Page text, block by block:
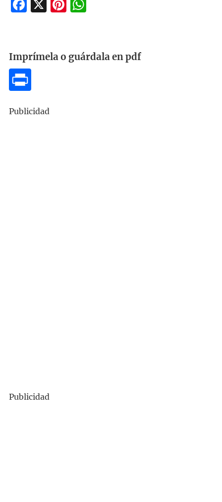
Imprímela o guárdala en pdf
Publicidad
Publicidad